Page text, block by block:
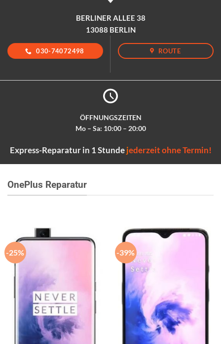
BERLINER ALLEE 38
13088 BERLIN
030-74072498 ROUTE
ÖFFNUNGSZEITEN
Mo – Sa: 10:00 – 20:00
Express-Reparatur in 1 Stunde jederzeit ohne Termin!
OnePlus Reparatur
-25% -39%